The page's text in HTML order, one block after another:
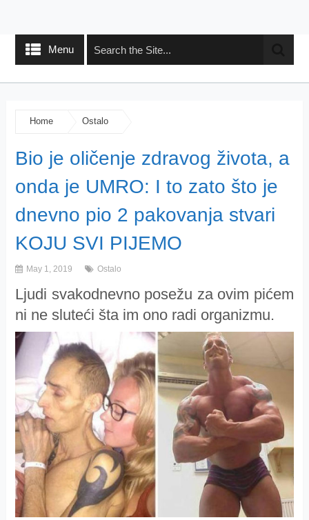
Menu
Home Ostalo
Bio je oličenje zdravog života, a
onda je UMRO: I to zato što je
dnevno pio 2 pakovanja stvari
KOJU SVI PIJEMO
May 1, 2019 Ostalo
Ljudi svakodnevno posežu za ovim pićem
ni ne sluteći šta im ono radi organizmu.